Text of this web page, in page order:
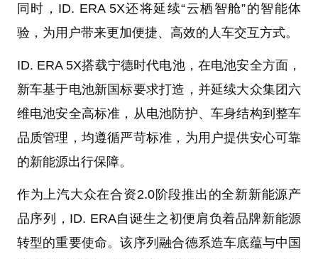
同时，ID. ERA 5X还将延续“云栖智舱”的智能体
验，为用户带来更加便捷、高效的人车交互方式。
ID. ERA 5X搭载宁德时代电池，在电池安全方面，
新车基于电池新国标要求打造，并延续大众集团六
维电池安全高标准，从电池防护、车身结构到整车
品质管理，均遵循严苛标准，为用户提供安心可靠
的新能源出行保障。
作为上汽大众在合资2.0阶段推出的全新新能源产
品序列，ID. ERA自诞生之初便肩负着品牌新能源
转型的重要使命。该序列融合德系造车底蕴与中国